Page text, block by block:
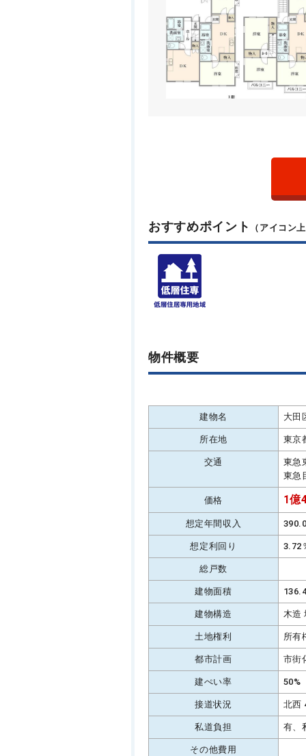
おすすめポイント （アイコン
物件概要
建物名 大田
所在地 東京
交通
東急
東急
価格 1億
想定年間収入
想定利回り 3.72
総戸数
建物面積
建物構造 木造
土地権利 所有
都市計画 市街
建ぺい率 50%
接道状況 北西
私道負担 有、
その他費用